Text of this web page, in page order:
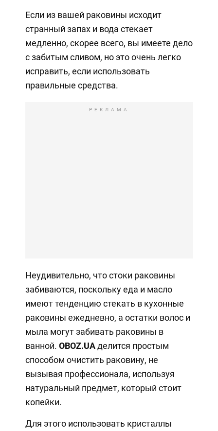
Если из вашей раковины исходит
странный запах и вода стекает
медленно, скорее всего, вы имеете дело
с забитым сливом, но это очень легко
исправить, если использовать
правильные средства.
РЕКЛАМА
Неудивительно, что стоки раковины
забиваются, поскольку еда и масло
имеют тенденцию стекать в кухонные
раковины ежедневно, а остатки волос и
мыла могут забивать раковины в
ванной. OBOZ.UAделится простым
способом очистить раковину, не
вызывая профессионала, используя
натуральный предмет, который стоит
копейки.
Для этого использовать кристаллы